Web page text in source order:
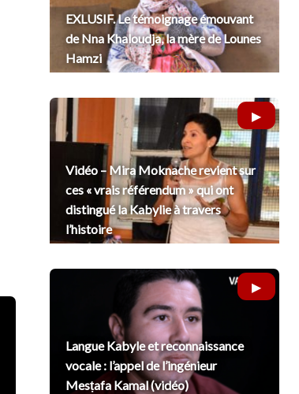
EXLUSIF. Le témoignage émouvant
de Nna Khaloudja, la mère de Lounes
Hamzi
Vidéo – Mira Moknache revient sur
ces « vrais référendum » qui ont
distingué la Kabylie à travers
l’histoire
Langue Kabyle et reconnaissance
vocale : l’appel de l’ingénieur
Mesṭafa Kamal (vidéo)